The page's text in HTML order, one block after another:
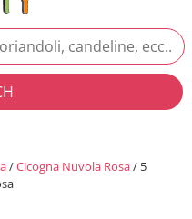
/Cicogna Nuvola Rosa/ 5